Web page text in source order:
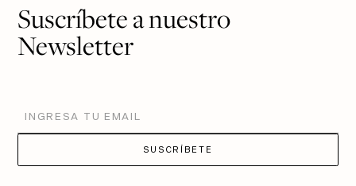
Suscríbete a nuestro
Newsletter